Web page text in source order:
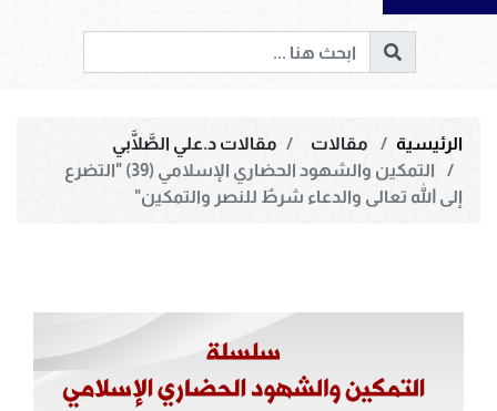
الرئيسية مقالات
مقالات د.علي الصَّلَّابي
التمكين والشهود الحضاري الإسلامي (39) "التضرع
إلى الله تعالى والدعاء شرطٌ للنصر والتمكين"